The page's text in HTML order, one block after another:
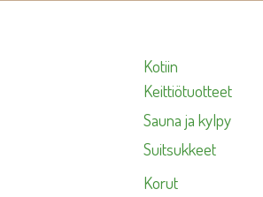
Kotiin
Keittiötuotteet
Sauna ja kylpy
Suitsukkeet
Korut